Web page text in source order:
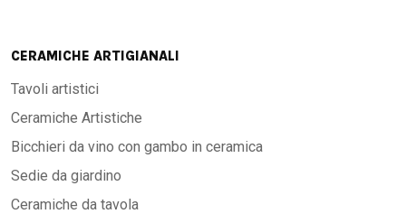
CERAMICHE ARTIGIANALI
Tavoli artistici
Ceramiche Artistiche
Bicchieri da vino con gambo in ceramica
Sedie da giardino
Ceramiche da tavola